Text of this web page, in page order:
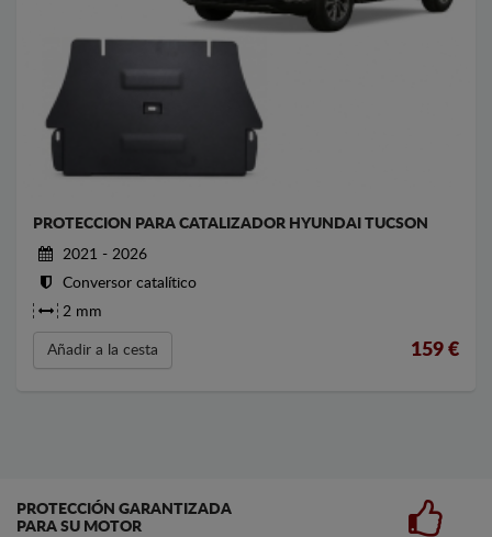
PROTECCION PARA CATALIZADOR HYUNDAI TUCSON
2021 - 2026
Conversor catalítico
2 mm
Añadir a la cesta 159 €
PROTECCIÓN GARANTIZADA
PARA SU MOTOR